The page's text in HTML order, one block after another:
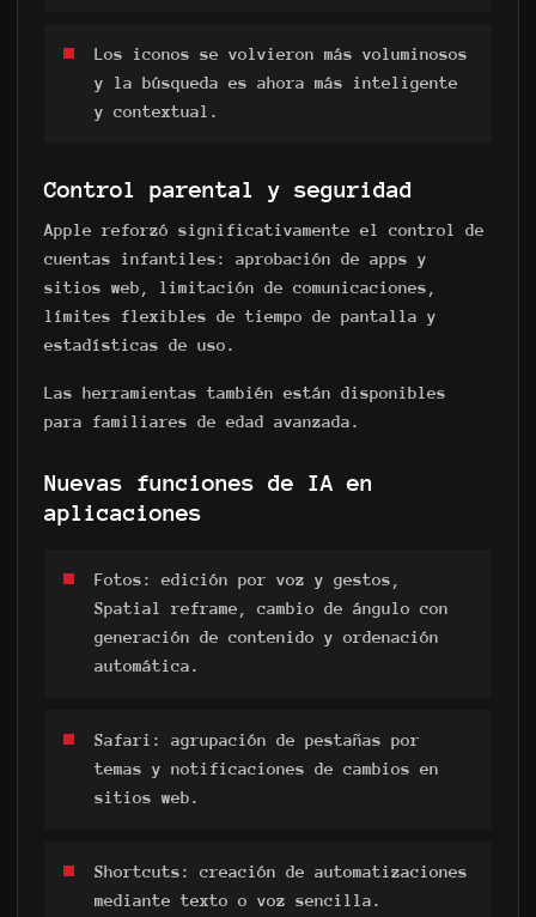
Los iconos se volvieron más voluminosos
y la búsqueda es ahora más inteligente
y contextual.
Control parental y seguridad
Apple reforzó significativamente el control de
cuentas infantiles: aprobación de apps y
sitios web, limitación de comunicaciones,
límites flexibles de tiempo de pantalla y
estadísticas de uso.
Las herramientas también están disponibles
para familiares de edad avanzada.
Nuevas funciones de IA en
aplicaciones
Fotos: edición por voz y gestos,
Spatial reframe, cambio de ángulo con
generación de contenido y ordenación
automática.
Safari: agrupación de pestañas por
temas y notificaciones de cambios en
sitios web.
Shortcuts: creación de automatizaciones
mediante texto o voz sencilla.